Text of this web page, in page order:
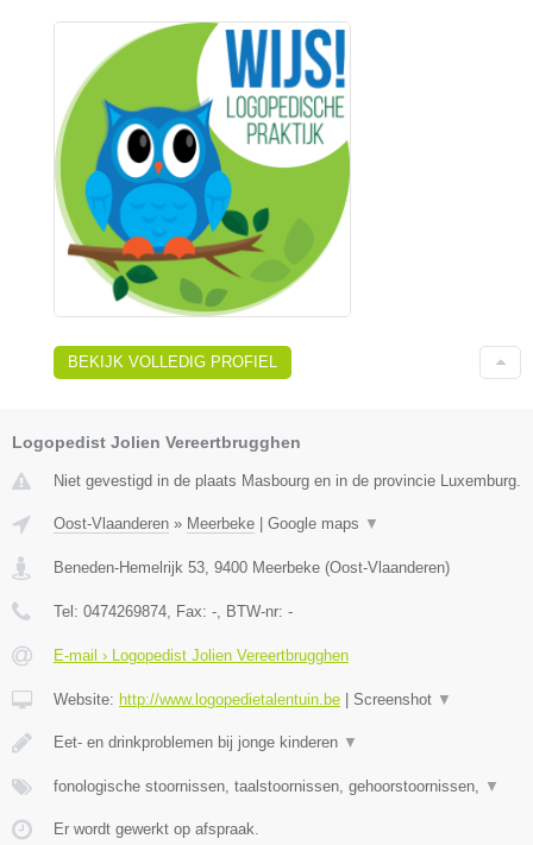
BEKIJK VOLLEDIG PROFIEL
Logopedist Jolien Vereertbrugghen
Niet gevestigd in de plaats Masbourg en in de provincie Luxemburg.
Oost-Vlaanderen » Meerbeke Google maps ▼
Beneden-Hemelrijk 53, 9400 Meerbeke (Oost-Vlaanderen)
Tel: 0474269874, Fax: -, BTW-nr: -
E-mail › Logopedist Jolien Vereertbrugghen
Website: http://www.logopedietalentuin.be Screenshot ▼
Eet- en drinkproblemen bij jonge kinderen ▼
fonologische stoornissen, taalstoornissen, gehoorstoornissen, ▼
Er wordt gewerkt op afspraak.